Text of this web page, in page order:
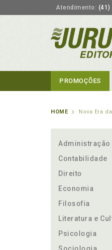
Atendimento: (41)
PROMOÇÕES
HOME Nova Era
Administração
Contabilidade
Direito
Economia
Filosofia
Literatura e
Psicologia